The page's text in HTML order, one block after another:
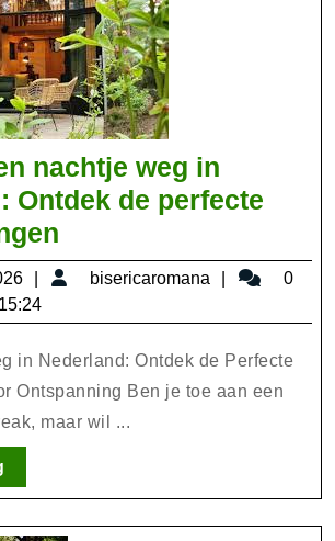
nachtje weg in
Ontdek de perfecte
nachtje
in
Nederland:
Ontdek
de
bestemmingen
21
2026
bisericaromana
0
15:24
in Nederland: Ontdek de Perfecte
Ontspanning Ben je toe aan een
maar wil ...
Lees
volledig